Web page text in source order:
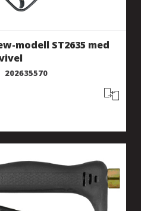
modell ST2635 med
202635570